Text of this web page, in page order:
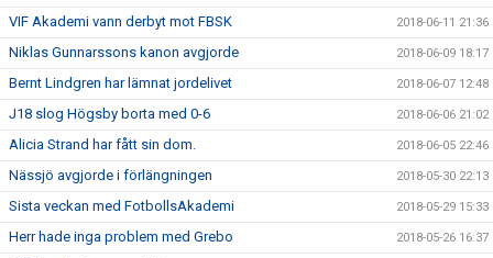
VIF Akademi vann derbyt mot FBSK 2018-06-11 21:36
Niklas Gunnarssons kanon avgjorde 2018-06-09 18:17
Bernt Lindgren har lämnat jordelivet 2018-06-07 12:48
J18 slog Högsby borta med 0-6 2018-06-06 21:02
Alicia Strand har fått sin dom. 2018-06-05 22:46
Nässjö avgjorde i förlängningen 2018-05-30 22:13
Sista veckan med FotbollsAkademi 2018-05-29 15:33
Herr hade inga problem med Grebo 2018-05-26 16:37